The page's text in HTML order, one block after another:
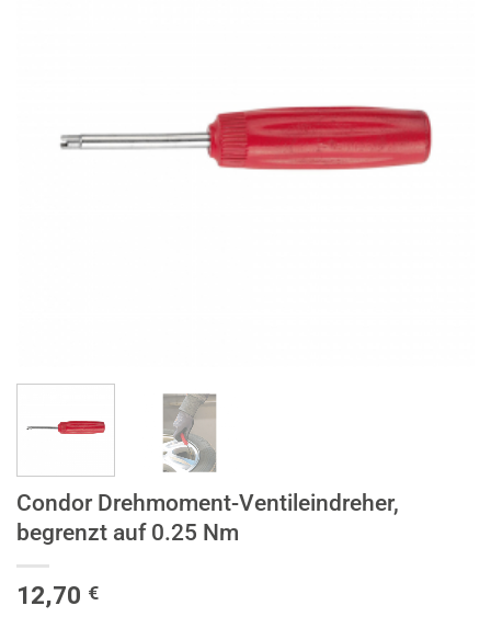
Condor Drehmoment-Ventileindreher,
begrenzt auf 0.25 Nm
12,70 €